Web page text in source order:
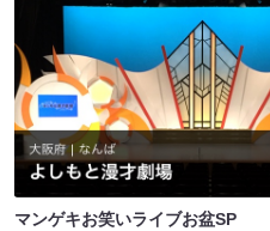
マンゲキお笑いライブお盆SP